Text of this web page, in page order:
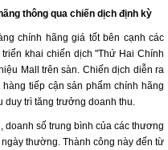
thông qua chiến dịch định kỳ
chính hãng giá tốt bên cạnh các
khai chiến dịch "Thứ Hai Chính
Mall trên sàn. Chiến dịch diễn ra
tiếp cận sản phẩm chính hãng
trì tăng trưởng doanh thu.
số trung bình của các thương
thường. Thành công này đến từ